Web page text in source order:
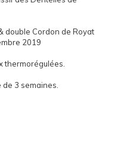
double Cordon de Royat
2019
thermorégulées.
3 semaines.